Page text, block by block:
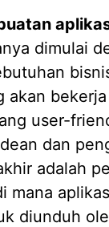
dimulai
akan
user-
dan
adalah
mana
diunduh